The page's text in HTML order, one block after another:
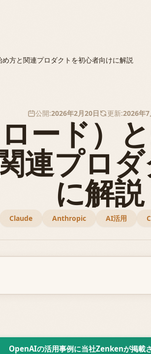
方と関連プロダクトを初心者向けに解説
公開:2026年2月20日 更新:2026年7
ード）
連プロ
に解説
Claude Anthropic AI活用
OpenAIの活用事例に当社Zenkenが掲載